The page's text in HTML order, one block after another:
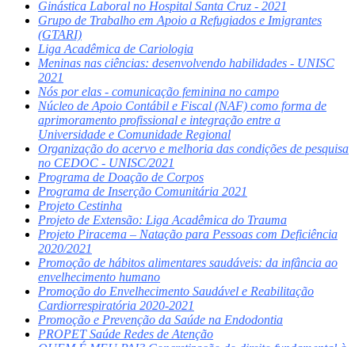
Ginástica Laboral no Hospital Santa Cruz - 2021
Grupo de Trabalho em Apoio a Refugiados e Imigrantes
(GTARI)
Liga Acadêmica de Cariologia
Meninas nas ciências: desenvolvendo habilidades - UNISC
2021
Nós por elas - comunicação feminina no campo
Núcleo de Apoio Contábil e Fiscal (NAF) como forma de
aprimoramento profissional e integração entre a
Universidade e Comunidade Regional
Organização do acervo e melhoria das condições de pesquisa
no CEDOC - UNISC/2021
Programa de Doação de Corpos
Programa de Inserção Comunitária 2021
Projeto Cestinha
Projeto de Extensão: Liga Acadêmica do Trauma
Projeto Piracema – Natação para Pessoas com Deficiência
2020/2021
Promoção de hábitos alimentares saudáveis: da infância ao
envelhecimento humano
Promoção do Envelhecimento Saudável e Reabilitação
Cardiorrespiratória 2020-2021
Promoção e Prevenção da Saúde na Endodontia
PROPET Saúde Redes de Atenção